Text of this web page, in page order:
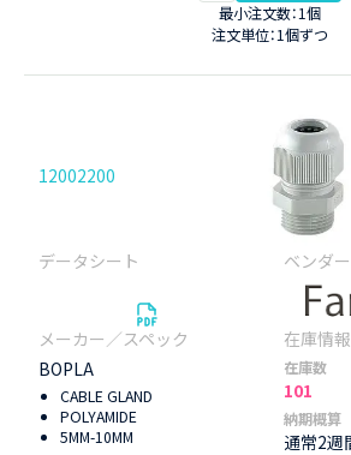
最小注文数：1個
注文単位：1個ずつ
12002200
BOPLA
CABLE GLAND
POLYAMIDE
5MM-10MM
在庫数
101
納期概算
通常2週